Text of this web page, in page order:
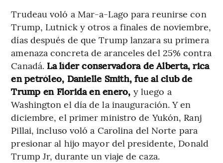
Trudeau voló a Mar-a-Lago para reunirse con
Trump, Lutnick y otros a finales de noviembre,
días después de que Trump lanzara su primera
amenaza concreta de aranceles del 25% contra
Canadá. La líder conservadora de Alberta, rica
en petróleo, Danielle Smith, fue al club de
Trump en Florida en enero, y luego a
Washington el día de la inauguración. Y en
diciembre, el primer ministro de Yukón, Ranj
Pillai, incluso voló a Carolina del Norte para
presionar al hijo mayor del presidente, Donald
Trump Jr, durante un viaje de caza.